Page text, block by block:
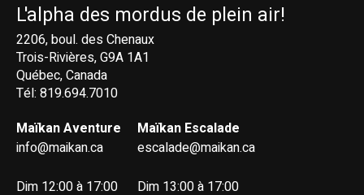
L'alpha des mordus de plein air!
2206, boul. des Chenaux
Trois-Rivières, G9A 1A1
Québec, Canada
Tél: 819.694.7010
Maïkan Aventure
info@maikan.ca
Dim 12:00 à 17:00
Maïkan Escalade
escalade@maikan.ca
Dim 13:00 à 17:00